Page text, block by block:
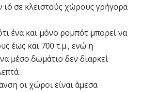
ιό σε κλειστούς χώρους γρήγορα
ένα και μόνο ρομπότ μπορεί να
έως και 700 τ.μ., ενώ η
μέσο δωμάτιο δεν διαρκεί
οι χώροι είναι άμεσα